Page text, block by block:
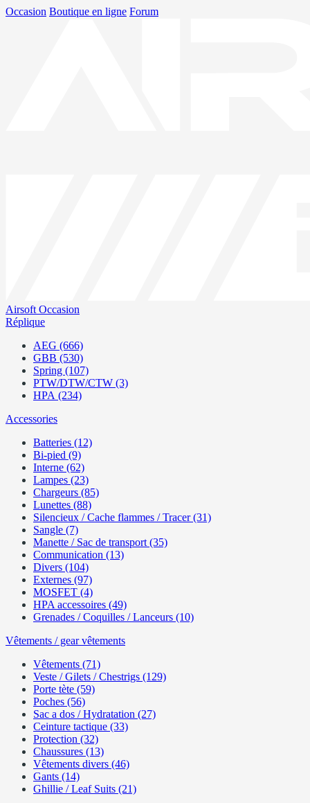
Occasion Boutique en ligne Forum
Airsoft Occasion
Réplique
AEG (666)
GBB (530)
Spring (107)
PTW/DTW/CTW (3)
HPA (234)
Accessories
Batteries (12)
Bi-pied (9)
Interne (62)
Lampes (23)
Chargeurs (85)
Lunettes (88)
Silencieux / Cache flammes / Tracer (31)
Sangle (7)
Manette / Sac de transport (35)
Communication (13)
Divers (104)
Externes (97)
MOSFET (4)
HPA accessoires (49)
Grenades / Coquilles / Lanceurs (10)
Vêtements / gear vêtements
Vêtements (71)
Veste / Gilets / Chestrigs (129)
Porte tète (59)
Poches (56)
Sac a dos / Hydratation (27)
Ceinture tactique (33)
Protection (32)
Chaussures (13)
Vêtements divers (46)
Gants (14)
Ghillie / Leaf Suits (21)